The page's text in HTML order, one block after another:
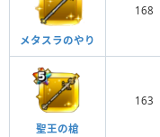
メタスラのやり
168
聖王の槍
163